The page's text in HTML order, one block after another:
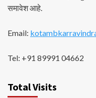
समावेश आहे.
Email:
Tel: +91 89991 04662
Total Visits